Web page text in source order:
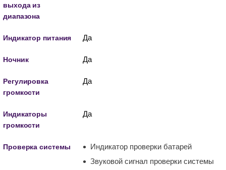
выхода из
диапазона
Индикатор питания Да
Ночник Да
Регулировка
громкости
Да
Индикаторы
громкости
Да
Проверка системы
Индикатор проверки батарей
Звуковой сигнал проверки системы